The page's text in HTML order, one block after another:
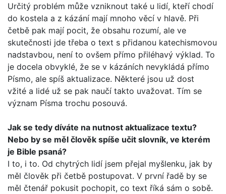
Určitý problém může vzniknout také u lidí, kteří chodí
do kos­tela a z kázání mají mnoho věcí v hlavě. Při
četbě pak mají pocit, že obsahu rozumí, ale ve
skutečnosti jde třeba o text s přidanou katechismovou
nadstavbou, není to ovšem přímo přiléhavý výklad. To
je docela obvyklé, že se v kázáních nevy­kládá přímo
Písmo, ale spíš aktualizace. Některé jsou už dost
vžité a lidé už se pak naučí takto uvažovat. Tím se
význam Písma trochu posouvá.
Jak se tedy díváte na nutnost aktualizace textu?
Nebo by se měl člověk spíše učit slovník, ve kterém
je Bible psaná?
I to, i to. Od chytrých lidí jsem přejal myšlenku, jak by
měl člo­věk při četbě postupovat. V první řadě by se
měl čtenář poku­sit pochopit, co text říká sám o sobě.